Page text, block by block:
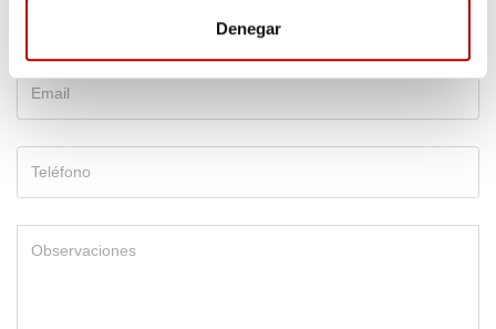
Denegar